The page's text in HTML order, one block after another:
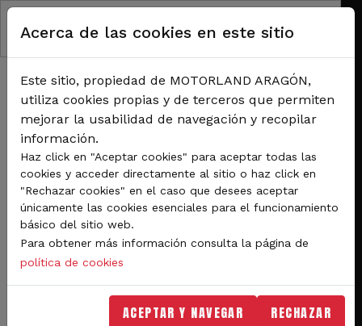
Pasar al contenido principal
RUTA DE NAVEGACIÓN
Últimos días de venta de entradas con descuento para Superbikes en
MotorLand
Últimos días de venta de
entradas con descuento
para Superbikes en
Acerca de las cookies en este sitio
Este sitio, propiedad de MOTORLAND ARAGÓN,
utiliza cookies propias y de terceros que permiten
mejorar la usabilidad de navegación y recopilar
información.
Haz click en "Aceptar cookies" para aceptar todas las
cookies y acceder directamente al sitio o haz click en
"Rechazar cookies" en el caso que desees aceptar
únicamente las cookies esenciales para el funcionamiento
básico del sitio web.
Para obtener más información consulta la página de
política de cookies
ACEPTAR Y NAVEGAR RECHAZAR